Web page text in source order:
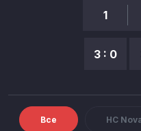
1
3 : 0
Все HC